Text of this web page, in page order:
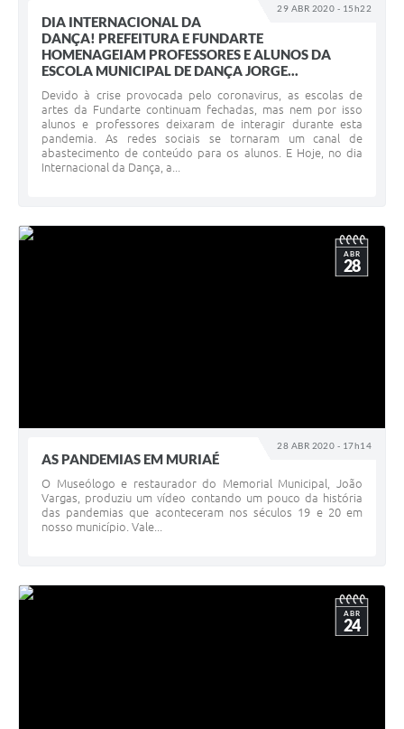
29 ABR 2020 - 15h22
DIA INTERNACIONAL DA
DANÇA! PREFEITURA E FUNDARTE
HOMENAGEIAM PROFESSORES E ALUNOS DA
ESCOLA MUNICIPAL DE DANÇA JORGE...
Devido à crise provocada pelo coronavirus, as escolas de
artes da Fundarte continuam fechadas, mas nem por isso
alunos e professores deixaram de interagir durante esta
pandemia. As redes sociais se tornaram um canal de
abastecimento de conteúdo para os alunos. E Hoje, no dia
Internacional da Dança, a...
28 ABR 2020 - 17h14
ABR
28
AS PANDEMIAS EM MURIAÉ
O Museólogo e restaurador do Memorial Municipal, João
Vargas, produziu um vídeo contando um pouco da história
das pandemias que aconteceram nos séculos 19 e 20 em
nosso município. Vale...
ABR
24